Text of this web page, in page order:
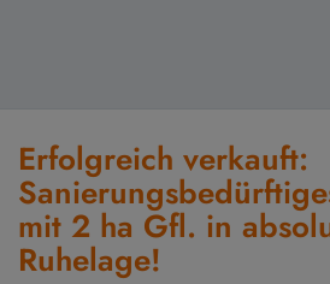
Erfolgreich verkauft:
mit 2 ha Gfl. in
Ruhelage!